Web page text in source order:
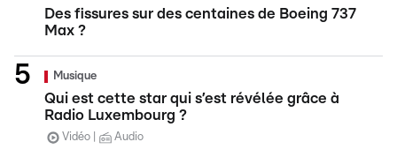
Des fissures sur des centaines de Boeing 737
Max ?
Musique
Qui est cette star qui s’est révélée grâce à
Radio Luxembourg ?
Vidéo Audio